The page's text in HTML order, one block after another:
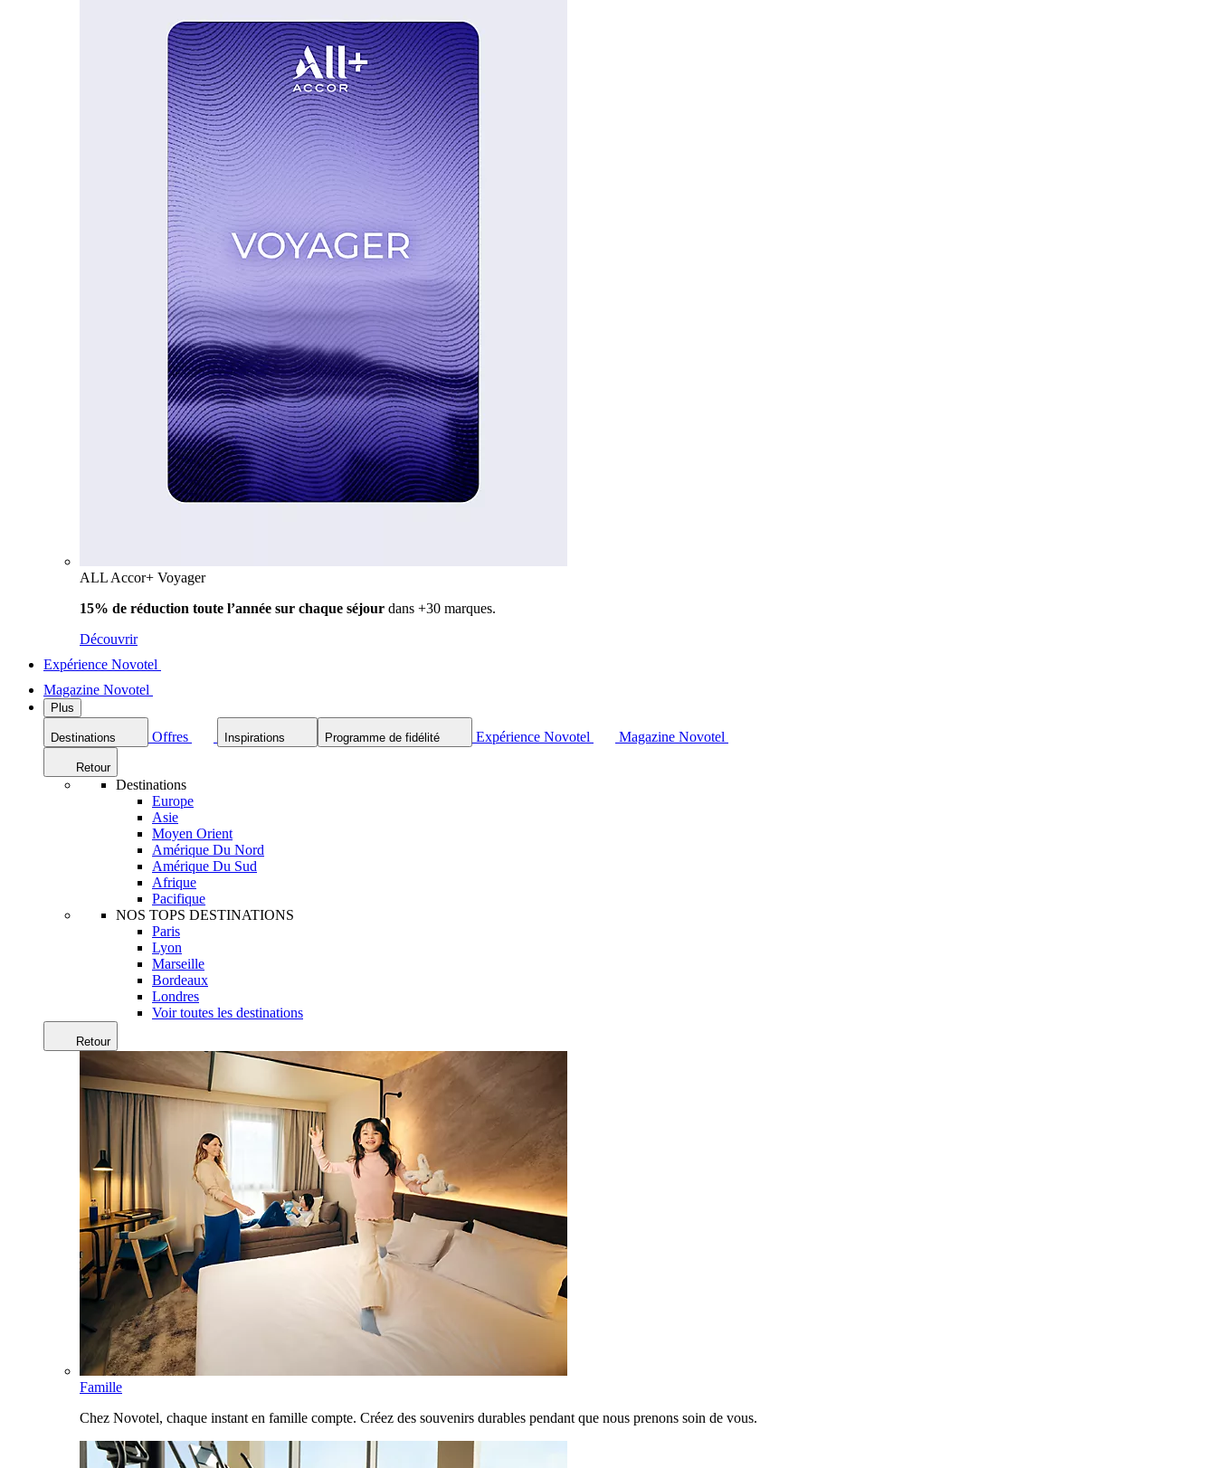
ALL Accor+ Voyager
15% de réduction toute l’année sur chaque séjour dans +30 marques.
Découvrir
Expérience Novotel
Magazine Novotel
Plus
Destinations Offres Inspirations Programme de fidélité Expérience Novotel Magazine Novotel
Retour
Destinations
Europe
Asie
Moyen Orient
Amérique Du Nord
Amérique Du Sud
Afrique
Pacifique
NOS TOPS DESTINATIONS
Paris
Lyon
Marseille
Bordeaux
Londres
Voir toutes les destinations
Retour
Famille
Chez Novotel, chaque instant en famille compte. Créez des souvenirs durables pendant que nous prenons soin de vous.